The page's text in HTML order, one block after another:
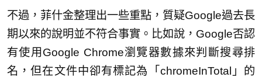
不過，菲什金整理出一些重點，質疑Google過去長
期以來的說明並不符合事實。比如說，Google否認
有使用Google Chrome瀏覽器數據來判斷搜尋排
名，但在文件中卻有標記為「chromeInTotal」的